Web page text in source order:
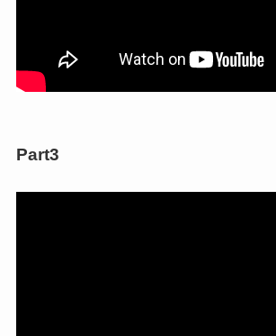
Part3